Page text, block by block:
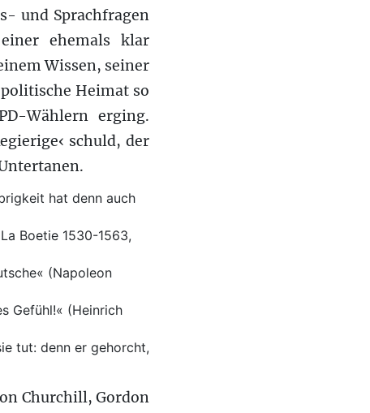
und Sprachfragen
ehemals klar
Wissen, seiner
Heimat so
Wählern erging.
schuld, der
hat denn auch
Boetie 1530-1563,
(Napoleon
Gefühl!« (Heinrich
tut: denn er gehorcht,
Churchill, Gordon